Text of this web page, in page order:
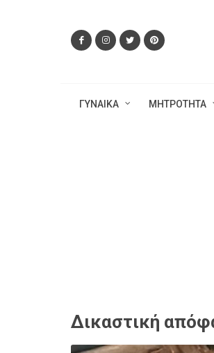
ΓΥΝΑΙΚΑ ΜΗΤΡΟΤΗΤΑ
Δικαστική